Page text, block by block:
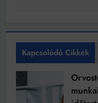
Kapcsolódó Cikkek